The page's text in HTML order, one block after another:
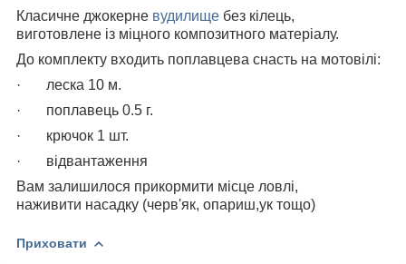
Класичне джокерне вудилище без кілець,
виготовлене із міцного композитного матеріалу.
До комплекту входить поплавцева снасть на мотовілі:
· леска 10 м.
· поплавець 0.5 г.
· крючок 1 шт.
· відвантаження
Вам залишилося прикормити місце ловлі,
наживити насадку (черв'як, опариш,ук тощо)
Приховати